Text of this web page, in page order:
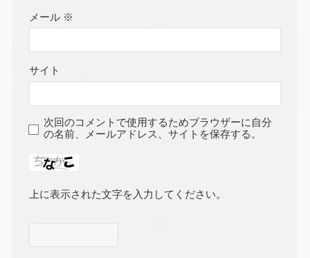
メール ※
サイト
次回のコメントで使用するためブラウザーに自分
の名前、メールアドレス、サイトを保存する。
上に表示された文字を入力してください。